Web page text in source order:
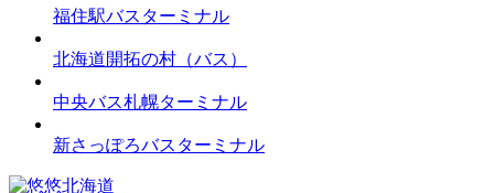
福住駅バスターミナル
北海道開拓の村（バス）
中央バス札幌ターミナル
新さっぽろバスターミナル